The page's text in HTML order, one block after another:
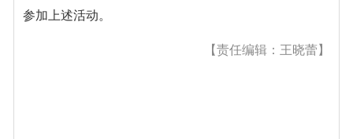
参加上述活动。
【责任编辑：王晓蕾】